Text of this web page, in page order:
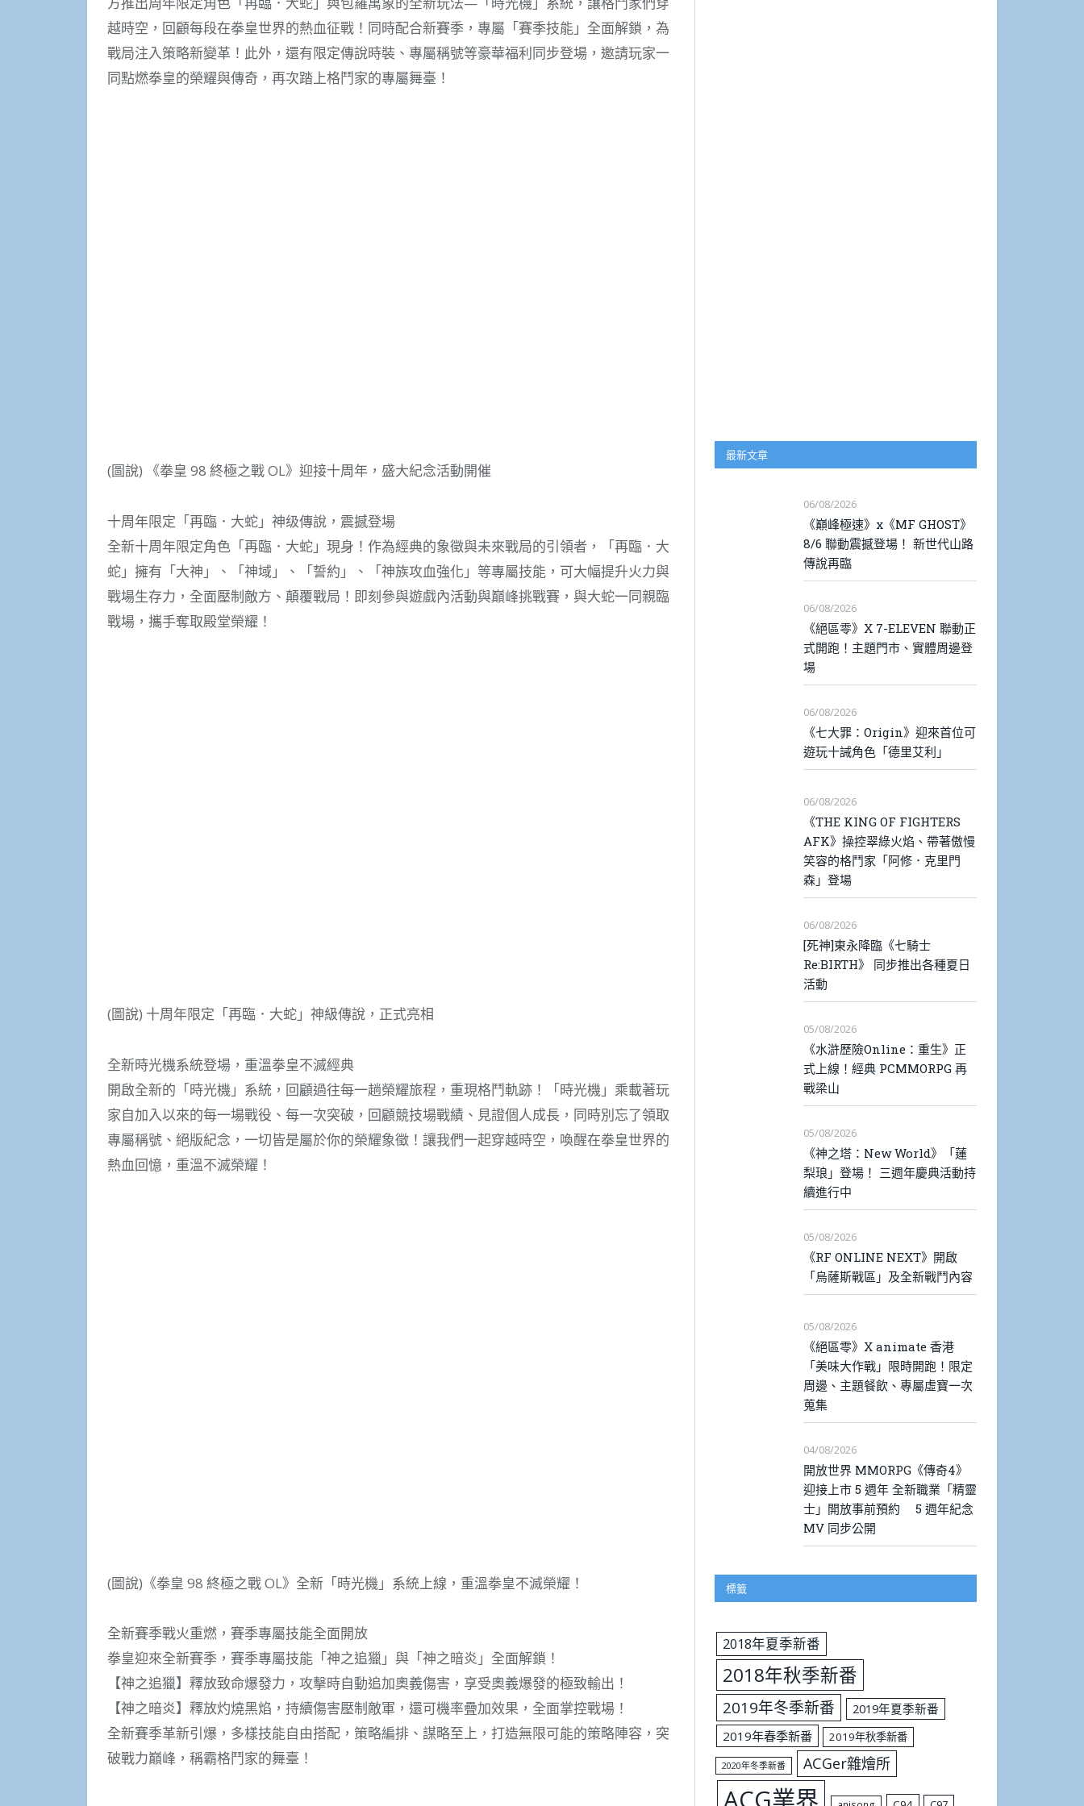
越時空，回顧每段在拳皇世界的熱血征戰！同時配合新賽季，專屬「賽季技能」全面解鎖，為
戰局注入策略新變革！此外，還有限定傳說時裝、專屬稱號等豪華福利同步登場，邀請玩家一
同點燃拳皇的榮耀與傳奇，再次踏上格鬥家的專屬舞臺！
(圖說) 《拳皇 98 終極之戰 OL》迎接十周年，盛大紀念活動開催
十周年限定「再臨．大蛇」神级傳說，震撼登場
全新十周年限定角色「再臨．大蛇」現身！作為經典的象徵與未來戰局的引領者，「再臨．大
蛇」擁有「大神」、「神域」、「誓約」、「神族攻血強化」等專屬技能，可大幅提升火力與
戰場生存力，全面壓制敵方、顛覆戰局！即刻參與遊戲內活動與巔峰挑戰賽，與大蛇一同親臨
戰場，攜手奪取殿堂榮耀！
(圖說) 十周年限定「再臨．大蛇」神級傳說，正式亮相
全新時光機系統登場，重溫拳皇不滅經典
開啟全新的「時光機」系統，回顧過往每一趟榮耀旅程，重現格鬥軌跡！「時光機」乘載著玩
家自加入以來的每一場戰役、每一次突破，回顧競技場戰績、見證個人成長，同時別忘了領取
專屬稱號、絕版紀念，一切皆是屬於你的榮耀象徵！讓我們一起穿越時空，喚醒在拳皇世界的
熱血回憶，重溫不滅榮耀！
(圖說)《拳皇 98 終極之戰 OL》全新「時光機」系統上線，重溫拳皇不滅榮耀！
全新賽季戰火重燃，賽季專屬技能全面開放
拳皇迎來全新賽季，賽季專屬技能「神之追獵」與「神之暗炎」全面解鎖！
【神之追獵】釋放致命爆發力，攻擊時自動追加奧義傷害，享受奧義爆發的極致輸出！
【神之暗炎】釋放灼燒黑焰，持續傷害壓制敵軍，還可機率疊加效果，全面掌控戰場！
全新賽季革新引爆，多樣技能自由搭配，策略編排、謀略至上，打造無限可能的策略陣容，突
破戰力巔峰，稱霸格鬥家的舞臺！
最新文章
06/08/2026
《巔峰極速》x《MF GHOST》
8/6 聯動震撼登場！ 新世代山路
傳說再臨
06/08/2026
《絕區零》X 7-ELEVEN 聯動正
式開跑！主題門市、實體周邊登
場
06/08/2026
《七大罪：Origin》迎來首位可
遊玩十誡角色「德里艾利」
06/08/2026
《THE KING OF FIGHTERS
AFK》操控翠綠火焰、帶著傲慢
笑容的格鬥家「阿修．克里門
森」登場
06/08/2026
[死神]東永降臨《七騎士
Re:BIRTH》 同步推出各種夏日
活動
05/08/2026
《水滸歷險Online：重生》正
式上線！經典 PCMMORPG 再
戰梁山
05/08/2026
《神之塔：New World》「蓮
梨琅」登場！ 三週年慶典活動持
續進行中
05/08/2026
《RF ONLINE NEXT》開啟
「烏薩斯戰區」及全新戰鬥內容
05/08/2026
《絕區零》X animate 香港
「美味大作戰」限時開跑！限定
周邊、主題餐飲、專屬虛寶一次
蒐集
04/08/2026
開放世界 MMORPG《傳奇4》
迎接上市 5 週年 全新職業「精靈
士」開放事前預約 5 週年紀念
MV 同步公開
標籤
2018年夏季新番
2018年秋季新番
2019年冬季新番
2019年夏季新番
2019年春季新番
2019年秋季新番
2020年冬季新番 ACGer雜燴所